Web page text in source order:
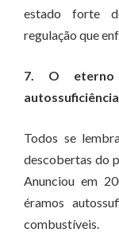
estado forte
regulação que
7. O
Todos se
descobertas do
Anunciou em
éramos
combustíveis.